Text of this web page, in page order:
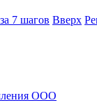
7 шагов Вверх
ООО